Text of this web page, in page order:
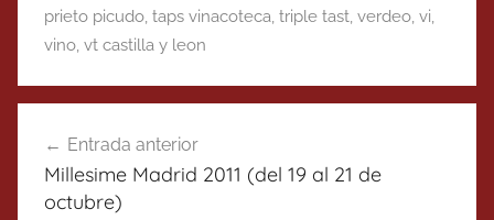
prieto picudo, taps vinacoteca, triple tast, verdeo, vi,
vino, vt castilla y leon
de
entradas
Entrada anterior
Millesime Madrid 2011 (del 19 al 21 de
octubre)